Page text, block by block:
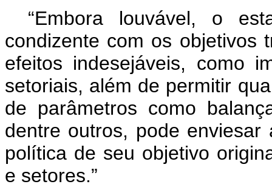
“Embora louvável, o
condizente com os objetivos
efeitos indesejáveis, como
setoriais, além de permitir
de parâmetros como
dentre outros, pode
política de seu objetivo
e setores.”